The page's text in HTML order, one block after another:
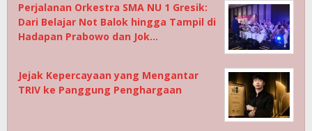
Perjalanan Orkestra SMA NU 1 Gresik:
Dari Belajar Not Balok hingga Tampil di
Hadapan Prabowo dan Jok…
Jejak Kepercayaan yang Mengantar
TRIV ke Panggung Penghargaan